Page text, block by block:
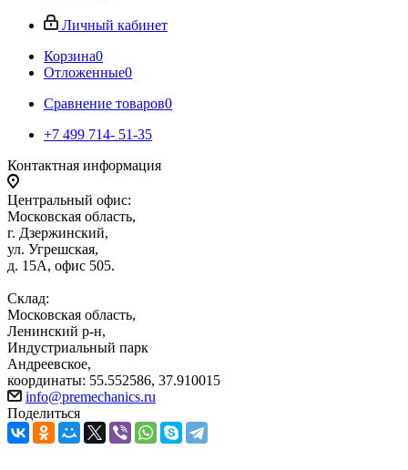
Личный кабинет
Корзина0
Отложенные0
Сравнение товаров0
+7 499 714- 51-35
Контактная информация
Центральный офис:
Московская область,
г. Дзержинский,
ул. Угрешская,
д. 15А, офис 505.
Склад:
Московская область,
Ленинский р-н,
Индустриальный парк
Андреевское,
координаты: 55.552586, 37.910015
info@premechanics.ru
Поделиться